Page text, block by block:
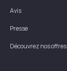
Avis
Presse
Découvrez nos